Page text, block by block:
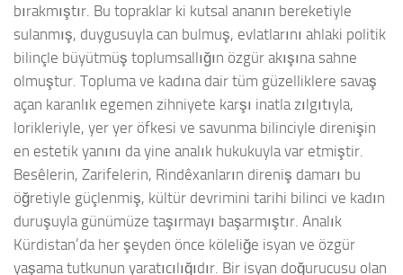
bırakmıştır. Bu topraklar ki kutsal ananın bereketiyle
sulanmış, duygusuyla can bulmuş, evlatlarını ahlaki politik
bilinçle büyütmüş toplumsallığın özgür akışına sahne
olmuştur. Topluma ve kadına dair tüm güzelliklere savaş
açan karanlık egemen zihniyete karşı inatla zılgıtıyla,
lorikleriyle, yer yer öfkesi ve savunma bilinciyle direnişin
en estetik yanını da yine analık hukukuyla var etmiştir.
Besêlerin, Zarifelerin, Rindêxanların direniş damarı bu
öğretiyle güçlenmiş, kültür devrimini tarihi bilinci ve kadın
duruşuyla günümüze taşırmayı başarmıştır. Analık
Kürdistan’da her şeyden önce köleliğe isyan ve özgür
yaşama tutkunun yaratıcılığıdır. Bir isyan doğurucusu olan